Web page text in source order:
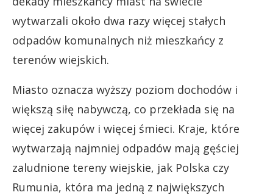
wytwarzali około dwa razy więcej stałych
odpadów komunalnych niż mieszkańcy z
terenów wiejskich.
Miasto oznacza wyższy poziom dochodów i
większą siłę nabywczą, co przekłada się na
więcej zakupów i więcej śmieci. Kraje, które
wytwarzają najmniej odpadów mają gęściej
zaludnione tereny wiejskie, jak Polska czy
Rumunia, która ma jedną z największych